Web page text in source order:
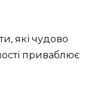
які чудово
приваблює